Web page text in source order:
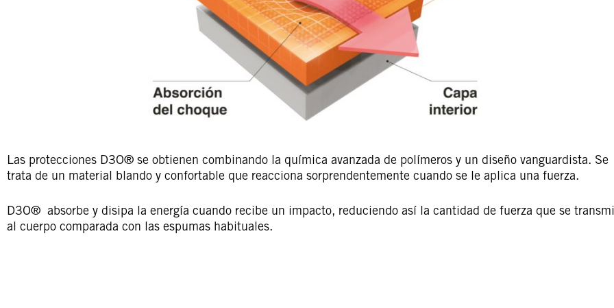
Las protecciones D3O® se obtienen combinando la química avanzada de polímeros y un diseño vanguardista. Se
trata de un material blando y confortable que reacciona sorprendentemente cuando se le aplica una fuerza.
D3O® absorbe y disipa la energía cuando recibe un impacto, reduciendo así la cantidad de fuerza que se
al cuerpo comparada con las espumas habituales.